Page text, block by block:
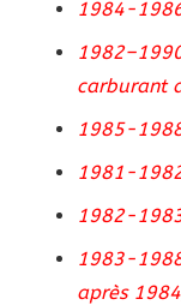
1984-
carburant
1985-
1981-
1982-
1983-
après